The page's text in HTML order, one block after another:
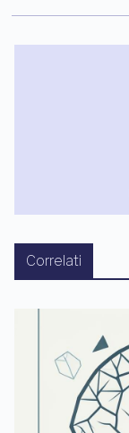
Correlati